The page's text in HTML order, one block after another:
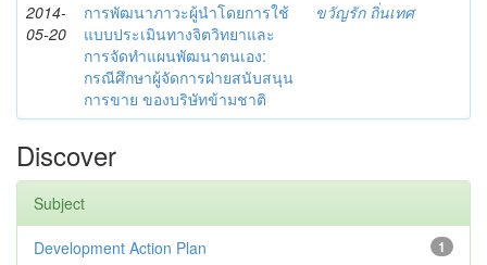
2014-
05-20
การพัฒนาภาวะผู้นำโดยการใช้
แบบประเมินทางจิตวิทยาและ
การจัดทำแผนพัฒนาตนเอง:
กรณีศึกษาผู้จัดการฝ่ายสนับสนุน
การขาย ของบริษัทข้ามชาติ
ขวัญรัก ถิ่นเทศ
Discover
Subject
1
Development Action Plan